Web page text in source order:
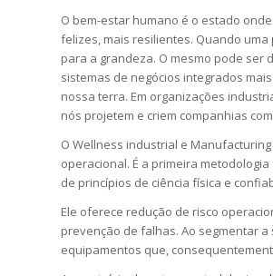
O bem-estar humano é o estado
felizes, mais resilientes. Quando
para a grandeza. O mesmo pode ser
sistemas de negócios integrados
nossa terra. Em organizações
nós projetem e criem companhias
O Wellness industrial e
operacional. É a primeira
de princípios de ciência física e
Ele oferece redução de risco
prevenção de falhas. Ao segmentar
equipamentos que,